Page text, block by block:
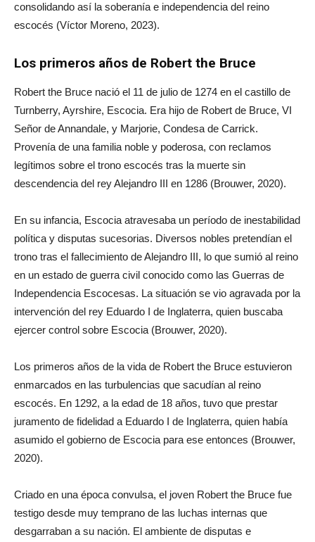
consolidando así la soberanía e independencia del reino
escocés (Víctor Moreno, 2023).
Los primeros años de Robert the Bruce
Robert the Bruce nació el 11 de julio de 1274 en el castillo de
Turnberry, Ayrshire, Escocia. Era hijo de Robert de Bruce, VI
Señor de Annandale, y Marjorie, Condesa de Carrick.
Provenía de una familia noble y poderosa, con reclamos
legítimos sobre el trono escocés tras la muerte sin
descendencia del rey Alejandro III en 1286 (Brouwer, 2020).
En su infancia, Escocia atravesaba un período de inestabilidad
política y disputas sucesorias. Diversos nobles pretendían el
trono tras el fallecimiento de Alejandro III, lo que sumió al reino
en un estado de guerra civil conocido como las Guerras de
Independencia Escocesas. La situación se vio agravada por la
intervención del rey Eduardo I de Inglaterra, quien buscaba
ejercer control sobre Escocia (Brouwer, 2020).
Los primeros años de la vida de Robert the Bruce estuvieron
enmarcados en las turbulencias que sacudían al reino
escocés. En 1292, a la edad de 18 años, tuvo que prestar
juramento de fidelidad a Eduardo I de Inglaterra, quien había
asumido el gobierno de Escocia para ese entonces (Brouwer,
2020).
Criado en una época convulsa, el joven Robert the Bruce fue
testigo desde muy temprano de las luchas internas que
desgarraban a su nación. El ambiente de disputas e